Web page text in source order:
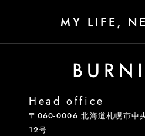
MY LIFE,
Head office
〒060-0006 北海道札幌市中
12号